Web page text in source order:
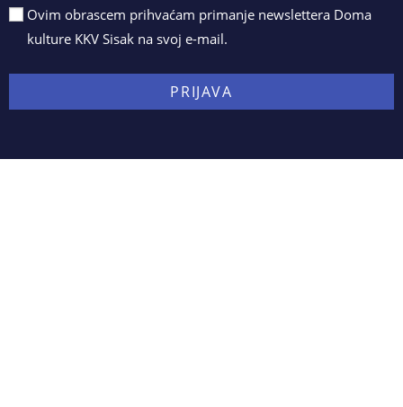
Ovim obrascem prihvaćam primanje newslettera Doma
kulture KKV Sisak na svoj e-mail.
PRIJAVA